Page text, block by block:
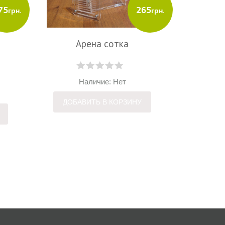
грн. 265грн.
Арена сотка
Наличие: Нет